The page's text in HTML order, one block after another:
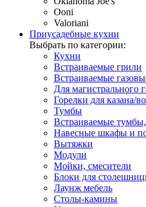
Ooni
Valoriani
Приусадебные кухни
Выбрать по категории:
Кухни
Встраиваемые грили
Встраиваемые
Для магистрального
Горелки для казана/
Тумбы
Встраиваемые
Навесные шкафы и
Вытяжки
Модули
Мойки, смесители
Блоки для
Лаунж мебель
Столы-камины